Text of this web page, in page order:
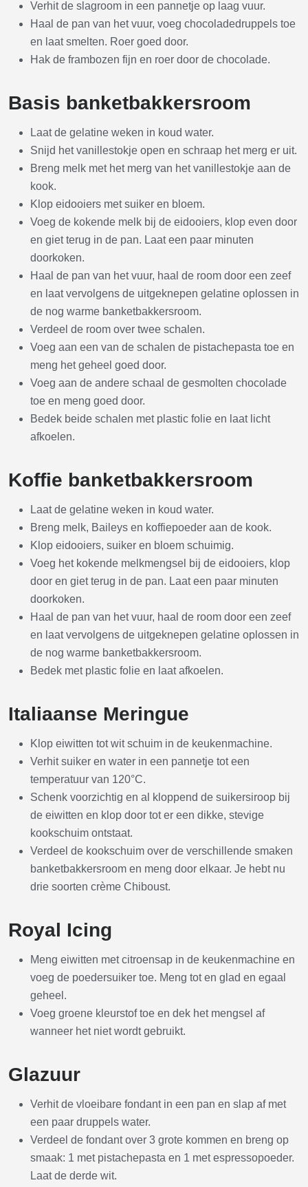
Verhit de slagroom in een pannetje op laag vuur.
Haal de pan van het vuur, voeg chocoladedruppels toe
en laat smelten. Roer goed door.
Hak de frambozen fijn en roer door de chocolade.
Basis banketbakkersroom
Laat de gelatine weken in koud water.
Snijd het vanillestokje open en schraap het merg er uit.
Breng melk met het merg van het vanillestokje aan de
kook.
Klop eidooiers met suiker en bloem.
Voeg de kokende melk bij de eidooiers, klop even door
en giet terug in de pan. Laat een paar minuten
doorkoken.
Haal de pan van het vuur, haal de room door een zeef
en laat vervolgens de uitgeknepen gelatine oplossen in
de nog warme banketbakkersroom.
Verdeel de room over twee schalen.
Voeg aan een van de schalen de pistachepasta toe en
meng het geheel goed door.
Voeg aan de andere schaal de gesmolten chocolade
toe en meng goed door.
Bedek beide schalen met plastic folie en laat licht
afkoelen.
Koffie banketbakkersroom
Laat de gelatine weken in koud water.
Breng melk, Baileys en koffiepoeder aan de kook.
Klop eidooiers, suiker en bloem schuimig.
Voeg het kokende melkmengsel bij de eidooiers, klop
door en giet terug in de pan. Laat een paar minuten
doorkoken.
Haal de pan van het vuur, haal de room door een zeef
en laat vervolgens de uitgeknepen gelatine oplossen in
de nog warme banketbakkersroom.
Bedek met plastic folie en laat afkoelen.
Italiaanse Meringue
Klop eiwitten tot wit schuim in de keukenmachine.
Verhit suiker en water in een pannetje tot een
temperatuur van 120°C.
Schenk voorzichtig en al kloppend de suikersiroop bij
de eiwitten en klop door tot er een dikke, stevige
kookschuim ontstaat.
Verdeel de kookschuim over de verschillende smaken
banketbakkersroom en meng door elkaar. Je hebt nu
drie soorten crème Chiboust.
Royal Icing
Meng eiwitten met citroensap in de keukenmachine en
voeg de poedersuiker toe. Meng tot en glad en egaal
geheel.
Voeg groene kleurstof toe en dek het mengsel af
wanneer het niet wordt gebruikt.
Glazuur
Verhit de vloeibare fondant in een pan en slap af met
een paar druppels water.
Verdeel de fondant over 3 grote kommen en breng op
smaak: 1 met pistachepasta en 1 met espressopoeder.
Laat de derde wit.